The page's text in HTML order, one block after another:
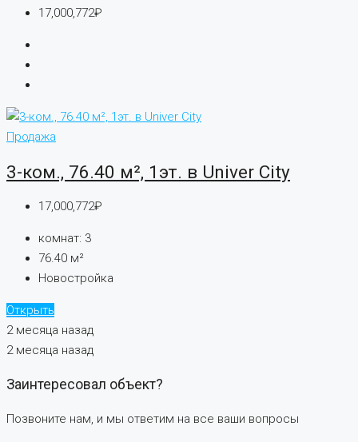
17,000,772₽
Продажа
3-ком., 76.40 м², 1эт. в Univer City
17,000,772₽
комнат: 3
76.40 м²
Новостройка
Открыть
2 месяца назад
2 месяца назад
Заинтересовал объект?
Позвоните нам, и мы ответим на все ваши вопросы